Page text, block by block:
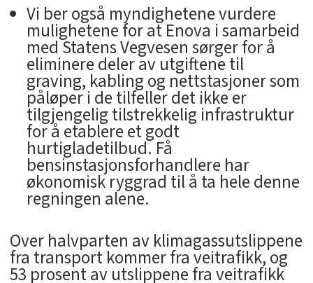
Vi ber også myndighetene vurdere
mulighetene for at Enova i samarbeid
med Statens Vegvesen sørger for å
eliminere deler av utgiftene til
graving, kabling og nettstasjoner som
påløper i de tilfeller det ikke er
tilgjengelig tilstrekkelig infrastruktur
for å etablere et godt
hurtigladetilbud. Få
bensinstasjonsforhandlere har
økonomisk ryggrad til å ta hele denne
regningen alene.
Over halvparten av klimagassutslippene
fra transport kommer fra veitrafikk, og
53 prosent av utslippene fra veitrafikk